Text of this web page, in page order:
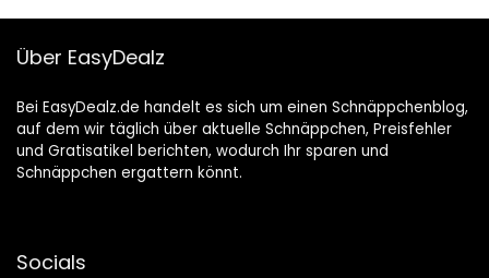
Über EasyDealz
Bei EasyDealz.de handelt es sich um einen Schnäppchenblog,
auf dem wir täglich über aktuelle Schnäppchen, Preisfehler
und Gratisatikel berichten, wodurch Ihr sparen und
Schnäppchen ergattern könnt.
Socials